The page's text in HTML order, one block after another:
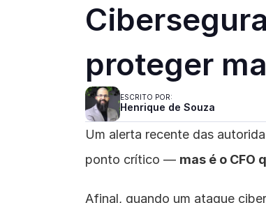
proteger
ESCRITO POR:
Henrique de Souza
Um alerta recente das
ponto crítico — mas é o
Afinal, quando um ataque